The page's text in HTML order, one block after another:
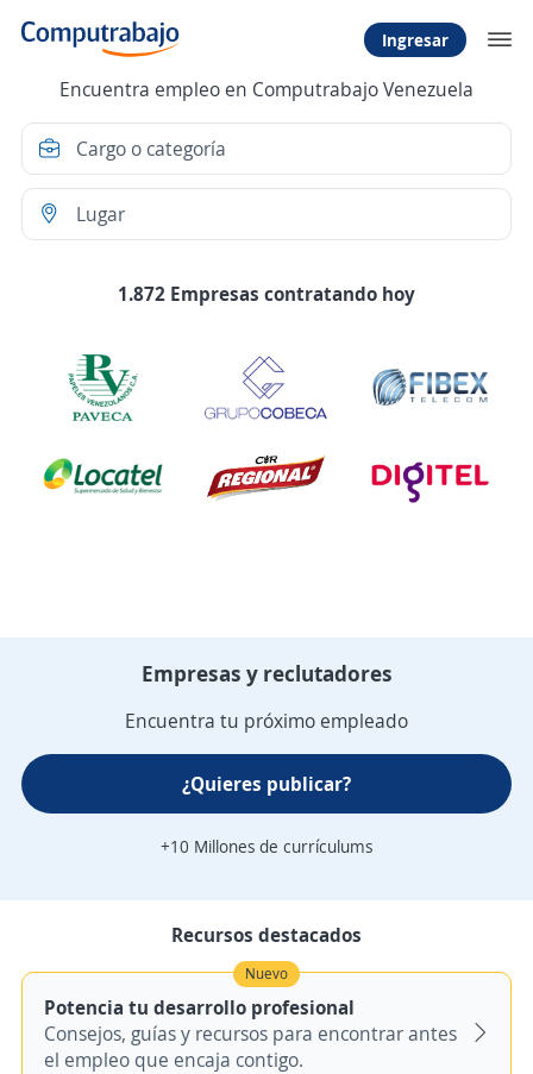
Ingresar
Encuentra empleo en Computrabajo Venezuela
1.872 Empresas contratando hoy
Empresas y reclutadores
Encuentra tu próximo empleado
¿Quieres publicar?
+10 Millones de currículums
Recursos destacados
Nuevo
Potencia tu desarrollo profesional
Consejos, guías y recursos para encontrar antes
el empleo que encaja contigo.